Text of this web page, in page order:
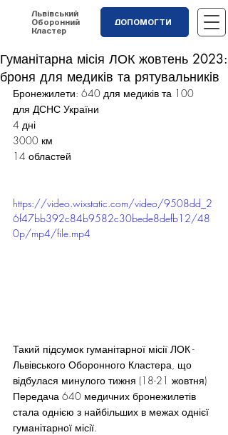
Львівський
Оборонний
Кластер
ДОПОМОГТИ
Гуманітарна місія ЛОК жовтень 2023:
броня для медиків та рятувальників
Бронежилети: 640 для медиків та 100
для ДСНС України
4 дні
3000 км
14 областей
https://video.wixstatic.com/video/9508dd_2
6f47bb392c84b9582c30bede8defb12/48
0p/mp4/file.mp4
Такий підсумок гуманітарної місії ЛОК -
Львівського Оборонного Кластера, що
відбулася минулого тижня (18-21 жовтня)
Передача 640 медичних бронежилетів
стала однією з найбільших в межах однієї
гуманітарної місії.